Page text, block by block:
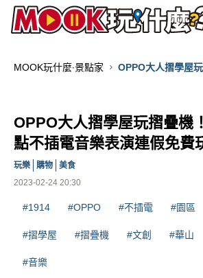
MOOK玩什麼‧景點家
OPPO大人摺學屋
OPPO大人摺學屋玩摺疊機
點不插電音樂表演連假免費
2023-02-24 20:30
玩樂 購物 美食
#1914 #OPPO #不插電 #園區
#摺學屋 #摺疊機 #文創 #華山
#音樂